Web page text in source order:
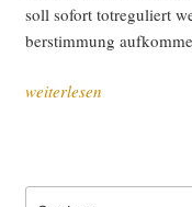
soll sofort tot­re­gu­liert
ber­stim­mung
„Darf
Kon­
weiterlesen